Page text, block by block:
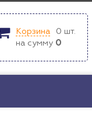
Корзина 0 шт.
на сумму 0